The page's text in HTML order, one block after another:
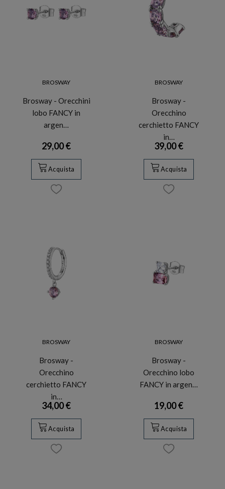
BROSWAY
Brosway - Orecchini
lobo FANCY in
argen…
29,00 €
Acquista
BROSWAY
Brosway -
Orecchino
cerchietto FANCY
in…
39,00 €
Acquista
BROSWAY
Brosway -
Orecchino
cerchietto FANCY
in…
34,00 €
Acquista
BROSWAY
Brosway -
Orecchino lobo
FANCY in argen…
19,00 €
Acquista